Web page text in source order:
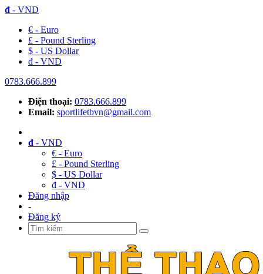
đ - VND
€ - Euro
£ - Pound Sterling
$ - US Dollar
đ - VND
0783.666.899
Điện thoại: 0783.666.899
Email: sportlifetbvn@gmail.com
đ - VND
€ - Euro
£ - Pound Sterling
$ - US Dollar
đ - VND
Đăng nhập
-
Đăng ký